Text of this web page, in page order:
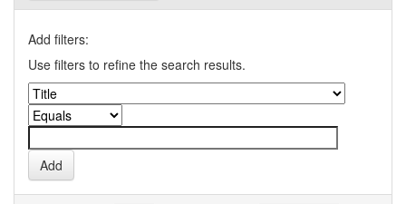
Add filters:
Use filters to refine the search results.